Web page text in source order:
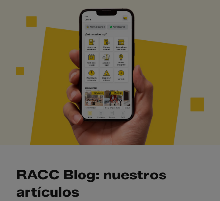
RACC Blog: nuestros
artículos